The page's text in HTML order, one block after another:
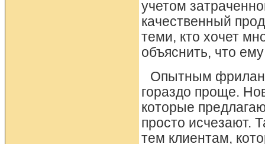
учетом
качественный
теми, кто хочет
объяснить, что
Опытным
гораздо проще.
которые
просто исчезают.
тем клиентам,